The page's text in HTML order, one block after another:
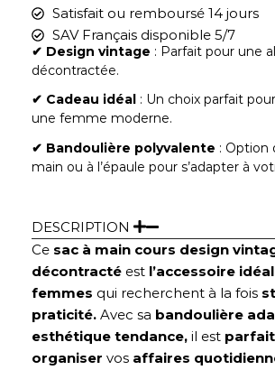
Satisfait ou remboursé 14 jours
SAV Français disponible 5/7
✔︎ Design vintage : Parfait pour une
décontractée.
✔︎ Cadeau idéal : Un choix parfait
une femme moderne.
✔︎ Bandoulière polyvalente : Option
main ou à l’épaule pour s’adapter à
DESCRIPTION
Ce sac à main cours design
décontracté est l’accessoire idéal
femmes qui recherchent à la fois
praticité. Avec sa bandoulière
esthétique tendance, il est parfait
organiser vos affaires